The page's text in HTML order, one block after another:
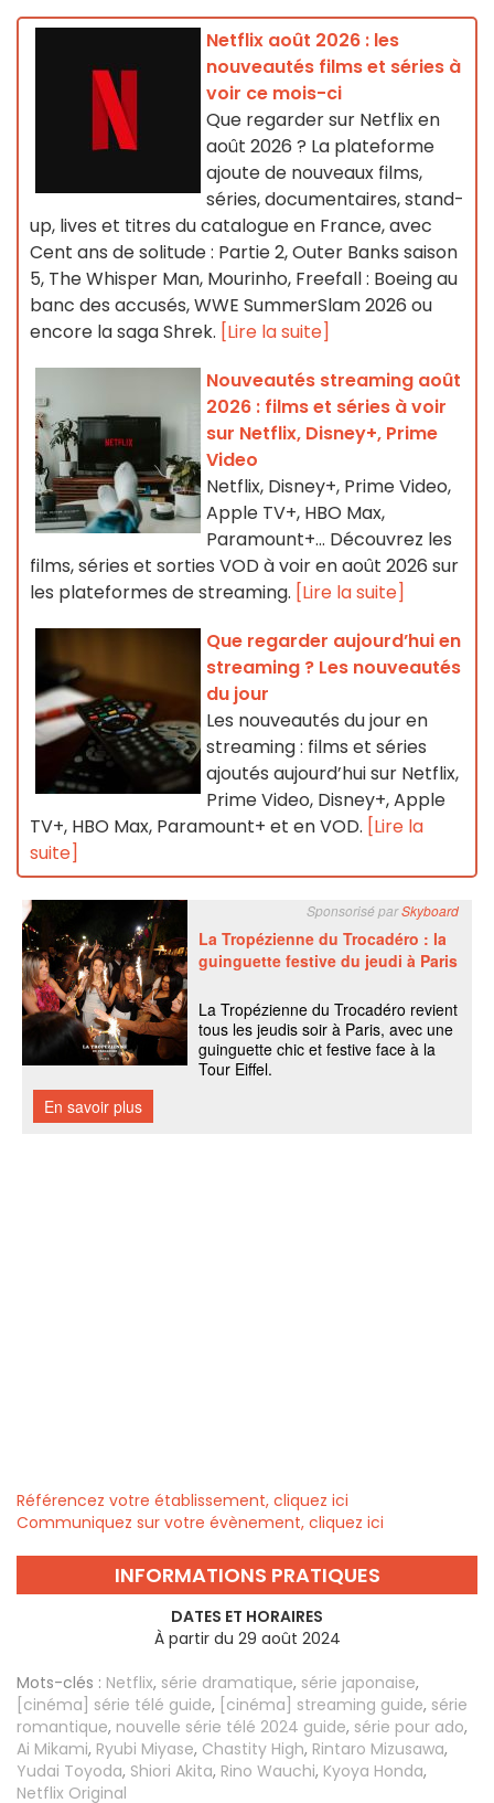
Netflix août 2026 : les
nouveautés films et séries à
voir ce mois-ci
Que regarder sur Netflix en
août 2026 ? La plateforme
ajoute de nouveaux films,
séries, documentaires, stand-
up, lives et titres du catalogue en France, avec
Cent ans de solitude : Partie 2, Outer Banks saison
5, The Whisper Man, Mourinho, Freefall : Boeing au
banc des accusés, WWE SummerSlam 2026 ou
encore la saga Shrek. [Lire la suite]
Nouveautés streaming août
2026 : films et séries à voir
sur Netflix, Disney+, Prime
Video
Netflix, Disney+, Prime Video,
Apple TV+, HBO Max,
Paramount+… Découvrez les
films, séries et sorties VOD à voir en août 2026 sur
les plateformes de streaming. [Lire la suite]
Que regarder aujourd’hui en
streaming ? Les nouveautés
du jour
Les nouveautés du jour en
streaming : films et séries
ajoutés aujourd’hui sur Netflix,
Prime Video, Disney+, Apple
TV+, HBO Max, Paramount+ et en VOD. [Lire la
suite]
Référencez votre établissement, cliquez ici
Communiquez sur votre évènement, cliquez ici
INFORMATIONS PRATIQUES
DATES ET HORAIRES
À partir du 29 août 2024
Mots-clés : Netflix, série dramatique, série japonaise,
[cinéma] série télé guide, [cinéma] streaming guide, série
romantique, nouvelle série télé 2024 guide, série pour ado,
Ai Mikami, Ryubi Miyase, Chastity High, Rintaro Mizusawa,
Yudai Toyoda, Shiori Akita, Rino Wauchi, Kyoya Honda,
Netflix Original